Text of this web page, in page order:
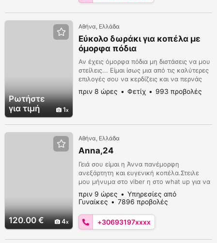
Ρωτήστε
για τιμή
1
Αθήνα, Ελλάδα
Εύκολο δωράκι για κοπέλα με
όμορφα πόδια
Αν έχεις όμορφα πόδια μη διστάσεις να μου
στείλεις... Είμαι ίσως μια από τις καλύτερες
επιλογές σου να κερδίζεις και να περνάς
όμορφα μαζί...πάντα με πλήρη
εχεμύθεια...είμαι πολύ εμφανίσιμος και
πριν 8 ώρες Φετίχ 993 προβολές
120.00 € 4
Αθήνα, Ελλάδα
Anna,24
Γειά σου είμαι η Άννα πανέμορφη
ανεξάρτητη και ευγενική κοπέλα.Στειλε
μου μήνυμα στο viber η στο what up για να
έρθω στο χώρο σου η σε ξενοδοχεία για
φουλ απόλαυσης..6931976442.
πριν 9 ώρες
Υπηρεσίες από
Γυναίκες
7896 προβολές
+30693197xxxx